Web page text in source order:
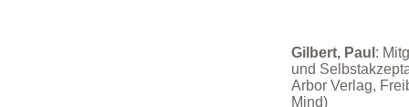
Gilbert, Paul :
und
Arbor Verlag,
Mind)